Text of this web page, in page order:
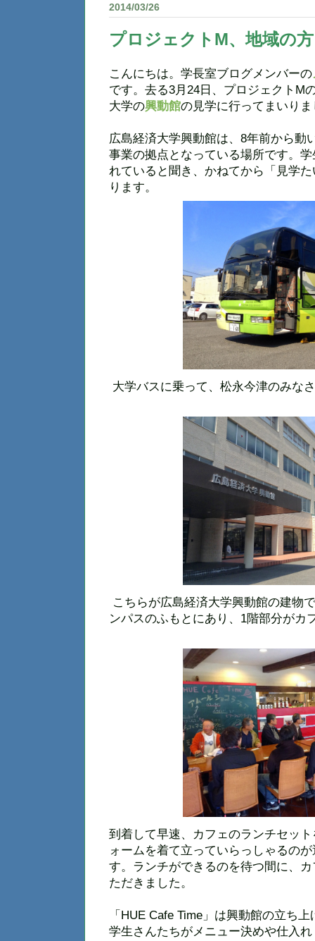
2014/03/26
プロジェクトM、地域の
こんにちは。学長室ブログメンバーの
です。去る3月24日、プロジェクトM
大学の興動館の見学に行ってまいり
広島経済大学興動館は、8年前から動
事業の拠点となっている場所です。
れていると聞き、かねてから「見学
ります。
大学バスに乗って、松永今津のみな
こちらが広島経済大学興動館の建物
ンパスのふもとにあり、1階部分がカ
到着して早速、カフェのランチセッ
ォームを着て立っていらっしゃるの
す。ランチができるのを待つ間に、
ただきました。
「HUE Cafe Time」は興動館の立ち
学生さんたちがメニュー決めや仕入